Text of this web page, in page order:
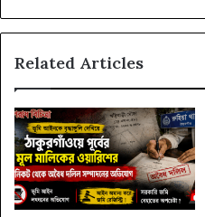
Related Articles